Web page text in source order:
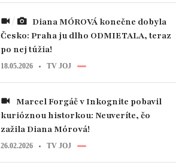
Česko: Praha ju dlho ODMIETALA, teraz
po nej túžia!
18.05.2026 TV JOJ
kurióznou historkou: Neuveríte, čo
zažila Diana Mórová!
26.02.2026 TV JOJ